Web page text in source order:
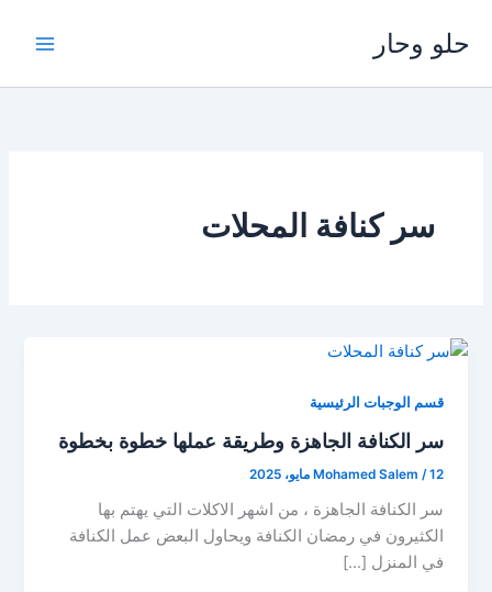
المحتوى
حلو وحار
سر كنافة المحلات
قسم الوجبات الرئيسية
سر الكنافة الجاهزة وطريقة عملها خطوة بخطوة
Mohamed Salem /12 مايو، 2025
سر الكنافة الجاهزة ، من اشهر الاكلات التي يهتم بها
الكثيرون في رمضان الكنافة ويحاول البعض عمل الكنافة
في المنزل […]